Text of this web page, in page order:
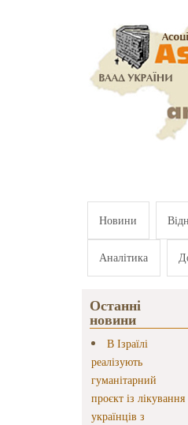
Новини
Аналітика
Останні
новини
В Ізраїлі
реалізують
гуманітарний
проєкт із лікування
українців з